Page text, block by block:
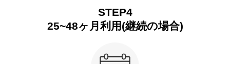
STEP4
25~48ヶ月利用(継続の場合)